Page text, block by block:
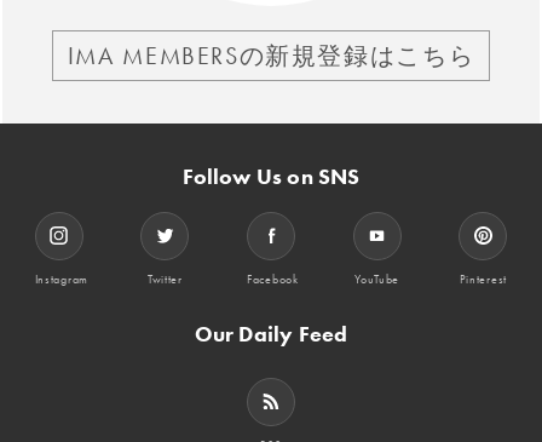
IMA MEMBERSの新規登録はこちら
Follow Us on SNS
Instagram Twitter Facebook YouTube Pinterest
Our Daily Feed